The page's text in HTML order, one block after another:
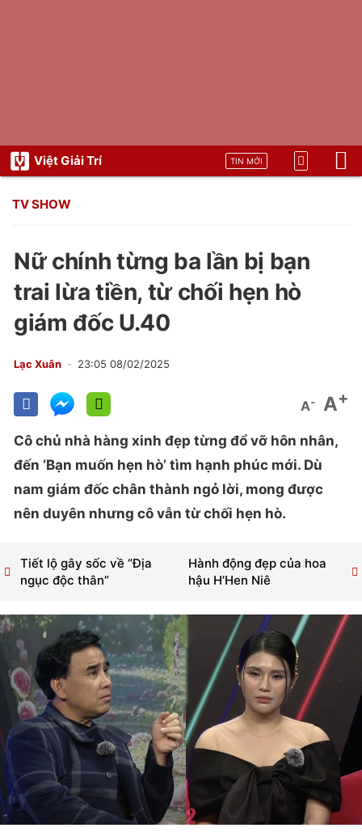
Việt Giải Trí TIN MỚI
TV SHOW
Nữ chính từng ba lần bị bạn
trai lừa tiền, từ chối hẹn hò
giám đốc U.40
Lạc Xuân 23:05 08/02/2025
A- A+
Cô chủ nhà hàng xinh đẹp từng đổ vỡ hôn nhân,
đến ‘Bạn muốn hẹn hò’ tìm hạnh phúc mới. Dù
nam giám đốc chân thành ngỏ lời, mong được
nên duyên nhưng cô vẫn từ chối hẹn hò.
Hành động đẹp của hoa
hậu H’Hen Niê
Tiết lộ gây sốc về “Địa
ngục độc thân”